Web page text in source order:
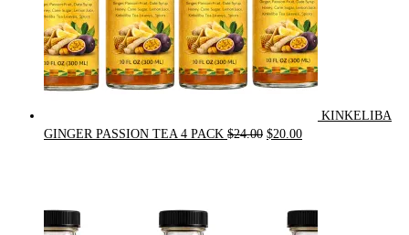
KINKELIBA
GINGER PASSION TEA 4 PACK $24.00 Original
$20.00Current